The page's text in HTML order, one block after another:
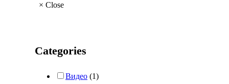
× Close
Categories
Видео (1)